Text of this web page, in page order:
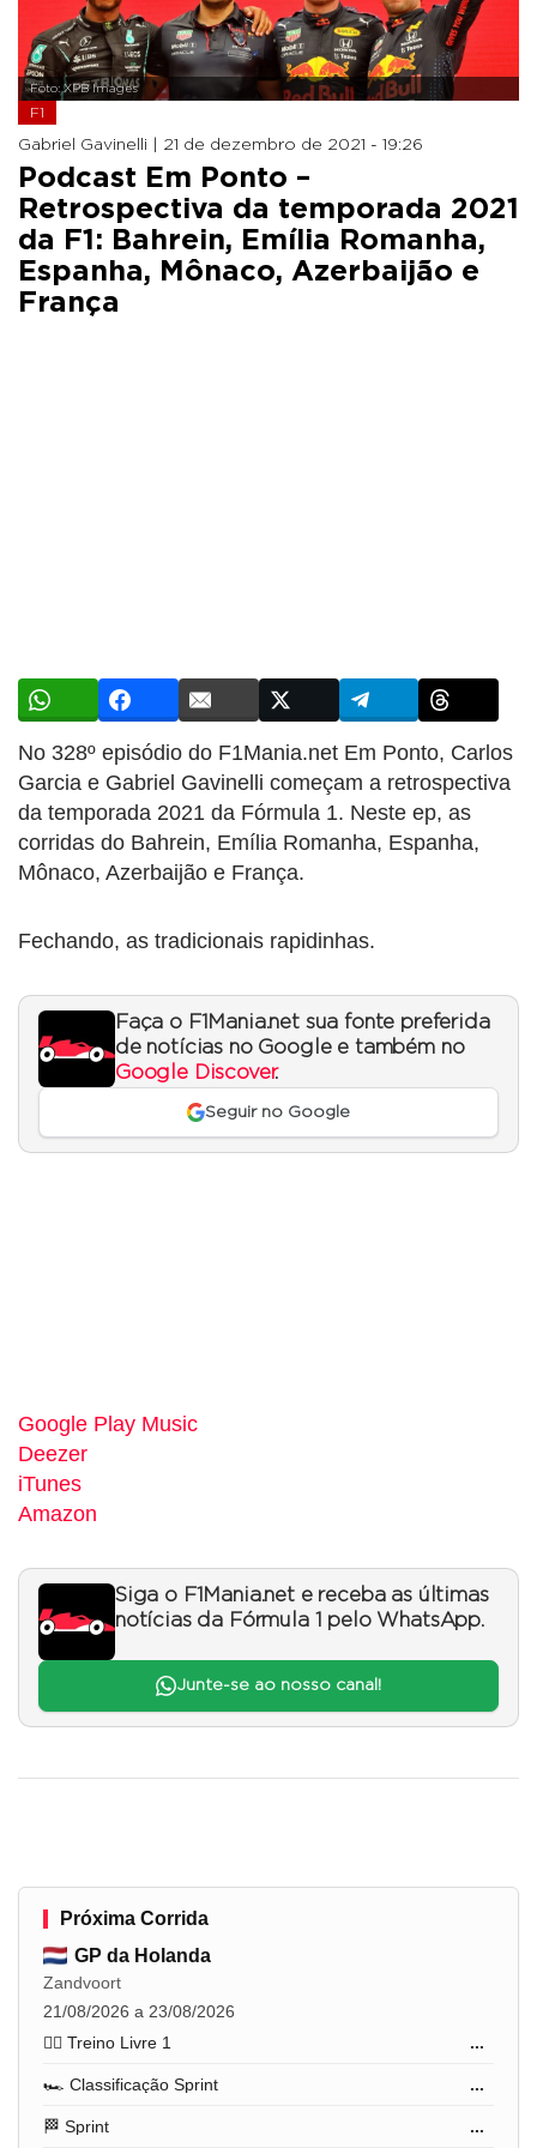
Foto: XPB Images
F1
Gabriel Gavinelli | 21 de dezembro de 2021 - 19:26
Podcast Em Ponto –
Retrospectiva da temporada 2021
da F1: Bahrein, Emília Romanha,
Espanha, Mônaco, Azerbaijão e
França
No 328º episódio do F1Mania.net Em Ponto, Carlos
Garcia e Gabriel Gavinelli começam a retrospectiva
da temporada 2021 da Fórmula 1. Neste ep, as
corridas do Bahrein, Emília Romanha, Espanha,
Mônaco, Azerbaijão e França.
Fechando, as tradicionais rapidinhas.
Faça o F1Mania.net sua fonte preferida
de notícias no Google e também no
Google Discover.
Seguir no Google
Google Play Music
Deezer
iTunes
Amazon
Siga o F1Mania.net e receba as últimas
notícias da Fórmula 1 pelo WhatsApp.
Junte-se ao nosso canal!
Próxima Corrida
GP da Holanda
Zandvoort
21/08/2026 a 23/08/2026
🏋️‍♂️ Treino Livre 1
...
🏎️ Classificação Sprint ...
🏁 Sprint ...